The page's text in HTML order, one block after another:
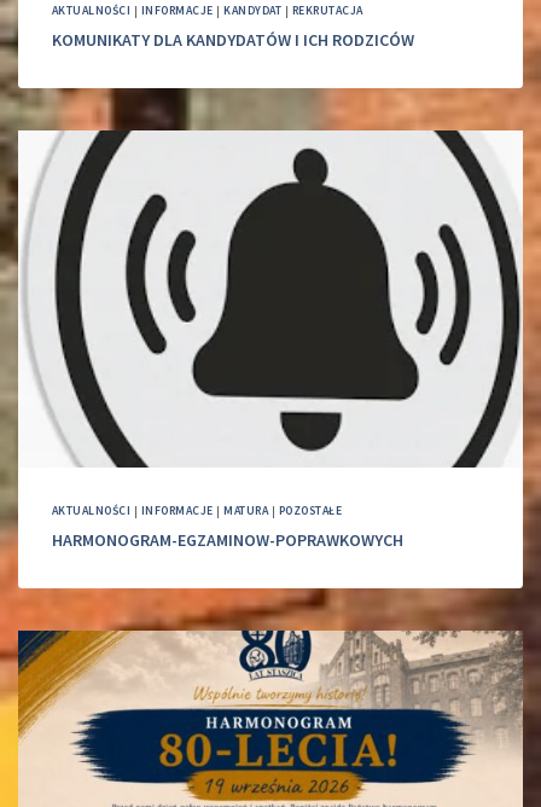
AKTUALNOŚCI | INFORMACJE |KANDYDAT | REKRUTACJA
KOMUNIKATY DLA KANDYDATÓW I ICH RODZICÓW
AKTUALNOŚCI | INFORMACJE |MATURA| POZOSTAŁE
HARMONOGRAM-EGZAMINOW-POPRAWKOWYCH